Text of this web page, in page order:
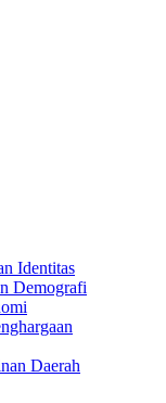
Identitas
Demografi
Daerah